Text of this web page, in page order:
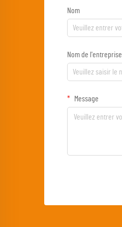
Nom
Nom de l'entreprise
Message